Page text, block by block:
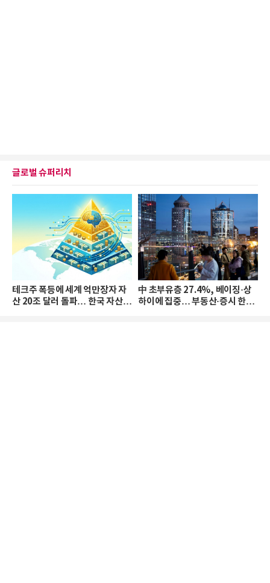
글로벌 슈퍼리치
테크주 폭등에 세계 억만장자 자
산 20조 달러 돌파… 한국 자산
中 초부유층 27.4%, 베이징·상
하이에 집중… 부동산·증시 한파